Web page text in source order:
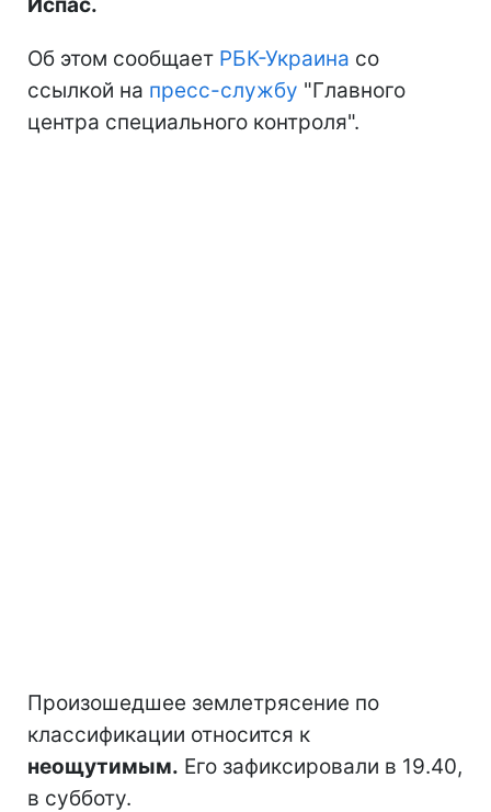
Об этом сообщает РБК-Украина со
ссылкой на пресс-службу "Главного
центра специального контроля".
Произошедшее землетрясение по
классификации относится к
неощутимым. Его зафиксировали в 19.40,
в субботу.